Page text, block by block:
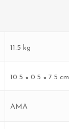
11.5 kg
10.5 × 0.5 × 7.5 cm
AMA